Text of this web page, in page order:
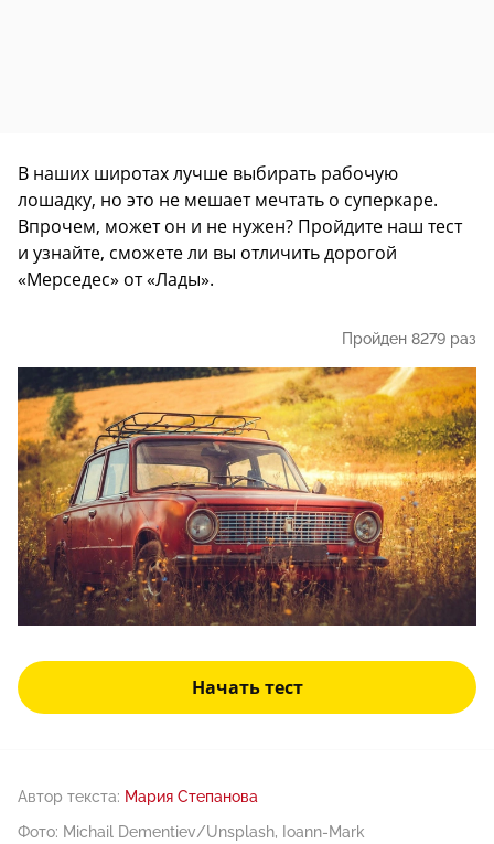
В наших широтах лучше выбирать рабочую
лошадку, но это не мешает мечтать о суперкаре.
Впрочем, может он и не нужен? Пройдите наш тест
и узнайте, сможете ли вы отличить дорогой
«Мерседес» от «Лады».
Пройден 8279 раз
Начать тест
Автор текста: Мария Степанова
Фото: Michail Dementiev/Unsplash, Ioann-Mark